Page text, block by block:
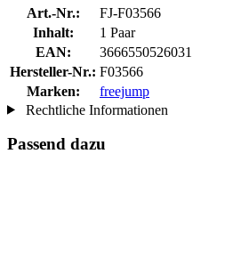
Art.-Nr.:
FJ-F03566
Inhalt:
1 Paar
EAN:
3666550526031
Hersteller-Nr.: F03566
Marken:
freejump
Rechtliche Informationen
Passend dazu